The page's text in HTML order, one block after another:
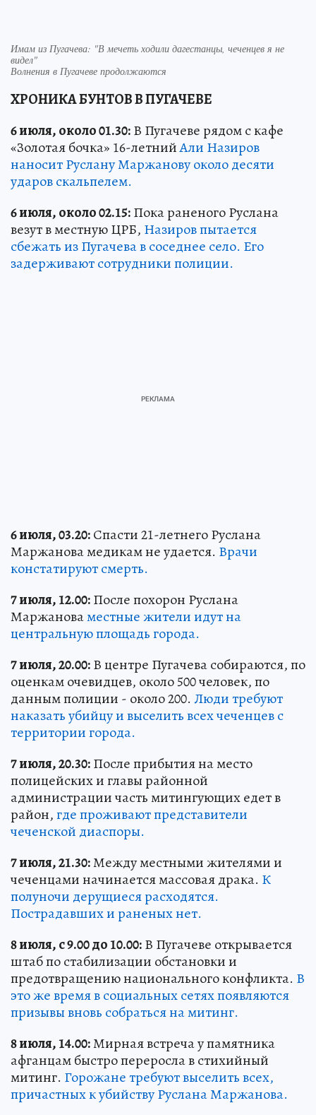
Имам из Пугачева: "В мечеть ходили дагестанцы, чеченцев я не
видел"
Волнения в Пугачеве продолжаются
ХРОНИКА БУНТОВ В ПУГАЧЕВЕ
6 июля, около 01.30:В Пугачеве рядом с кафе
«Золотая бочка» 16-летнийАли Назиров
наносит Руслану Маржанову около десяти
ударов скальпелем.
6 июля, около 02.15:Пока раненого Руслана
везут в местную ЦРБ, Назиров пытается
сбежать из Пугачева в соседнее село. Его
задерживают сотрудники полиции.
6 июля, 03.20:Спасти 21-летнего Руслана
Маржанова медикам не удается. Врачи
констатируют смерть.
7 июля, 12.00:После похорон Руслана
Маржановаместные жители идут на
центральную площадь города.
7 июля, 20.00:В центре Пугачева собираются, по
оценкам очевидцев, около 500 человек, по
данным полиции - около 200. Люди требуют
наказать убийцу и выселить всех чеченцев с
территории города.
7 июля, 20.30:После прибытия на место
полицейских и главы районной
администрации часть митингующих едет в
район,где проживают представители
чеченской диаспоры.
7 июля, 21.30:Между местными жителями и
чеченцами начинается массовая драка. К
полуночи дерущиеся расходятся.
Пострадавших и раненых нет.
8 июля, с 9.00 до 10.00:В Пугачеве открывается
штаб по стабилизации обстановки и
предотвращению национального конфликта. В
это же время в социальных сетях появляются
призывы вновь собраться на митинг.
8 июля, 14.00:Мирная встреча у памятника
афганцам быстро переросла в стихийный
митинг. Горожане требуют выселить всех,
причастных к убийству Руслана Маржанова.